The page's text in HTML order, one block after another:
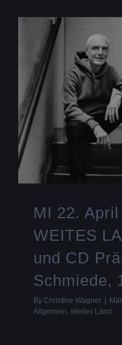
MI 22.
WEITES
und CD
Schmiede,
By Christine Wagner |
Allgemein Weites Land